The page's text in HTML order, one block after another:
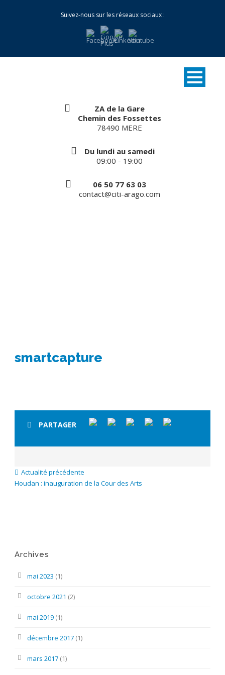
Suivez-nous sur les réseaux sociaux :
ZA de la Gare
Chemin des Fossettes
78490 MERE
Du lundi au samedi
09:00 - 19:00
06 50 77 63 03
contact@citi-arago.com
smartcapture
PARTAGER
Actualité précédente
Houdan : inauguration de la Cour des Arts
Archives
mai 2023 (1)
octobre 2021 (2)
mai 2019 (1)
décembre 2017 (1)
mars 2017 (1)